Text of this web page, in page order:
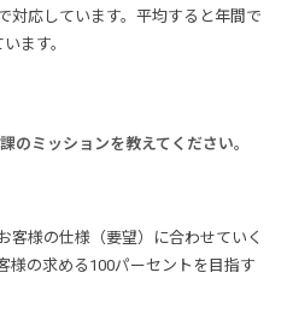
対応しています。平均すると年間で
ます。
のミッションを教えてください。
客様の仕様（要望）に合わせていく
様の求める100パーセントを目指す